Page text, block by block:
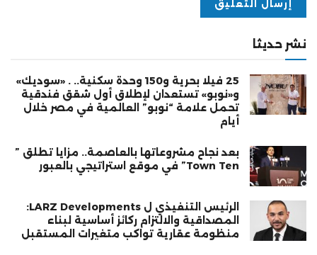
نشر حديثا
25 فيلا بحرية و150 وحدة سكنية.. . «سوديك»
و«نوبو» تستعدان لإطلاق أول شقق فندقية
تحمل علامة “نوبو” العالمية في مصر خلال
أيام
بعد نجاح مشروعاتها بالعاصمة.. مزايا تطلق ”
Town Ten” في موقع استراتيجي بالعبور
الرئيس التنفيذي ل LARZ Developments:
المصداقية والالتزام ركائز أساسية لبناء
منظومة عقارية تواكب متغيرات المستقبل